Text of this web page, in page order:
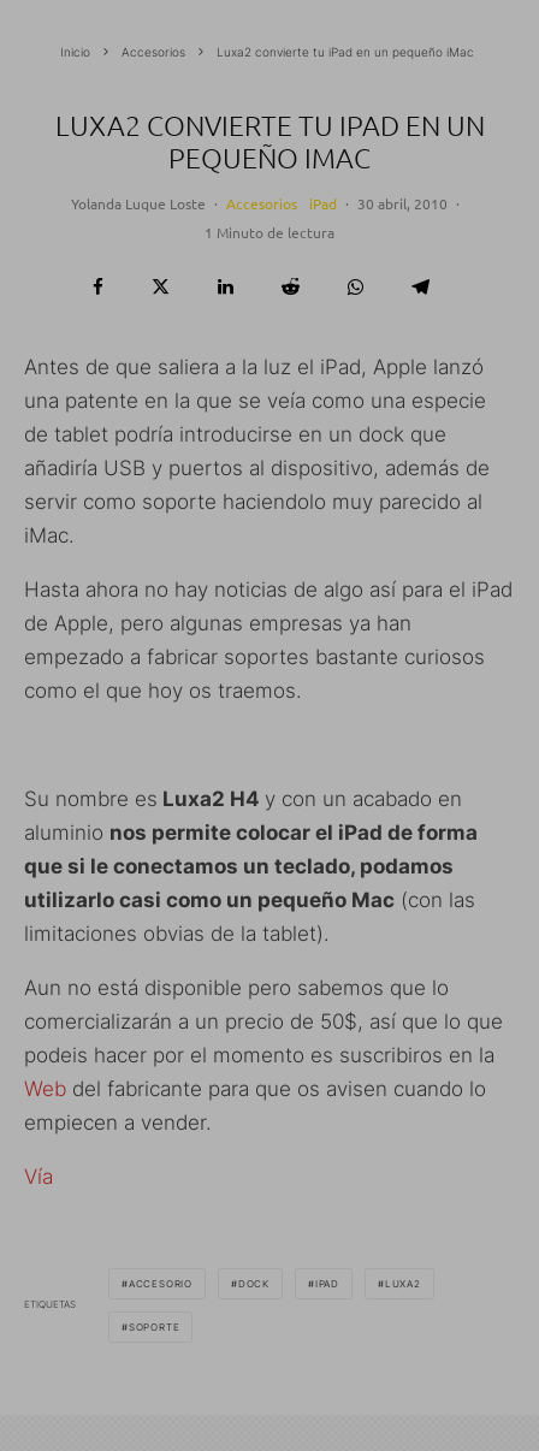
Inicio Accesorios Luxa2 convierte tu iPad en un pequeño iMac
LUXA2 CONVIERTE TU IPAD EN UN
PEQUEÑO IMAC
Yolanda Luque Loste · Accesorios iPad · 30 abril, 2010 ·
1 Minuto de lectura
Antes de que saliera a la luz el iPad, Apple lanzó
una patente en la que se veía como una especie
de tablet podría introducirse en un dock que
añadiría USB y puertos al dispositivo, además de
servir como soporte haciendolo muy parecido al
iMac.
Hasta ahora no hay noticias de algo así para el iPad
de Apple, pero algunas empresas ya han
empezado a fabricar soportes bastante curiosos
como el que hoy os traemos.
Su nombre es Luxa2 H4 y con un acabado en
aluminio nos permite colocar el iPad de forma
que si le conectamos un teclado, podamos
utilizarlo casi como un pequeño Mac (con las
limitaciones obvias de la tablet).
Aun no está disponible pero sabemos que lo
comercializarán a un precio de 50$, así que lo que
podeis hacer por el momento es suscribiros en la
Web del fabricante para que os avisen cuando lo
empiecen a vender.
Vía
ETIQUETAS
ACCESORIO DOCK IPAD LUXA2
SOPORTE